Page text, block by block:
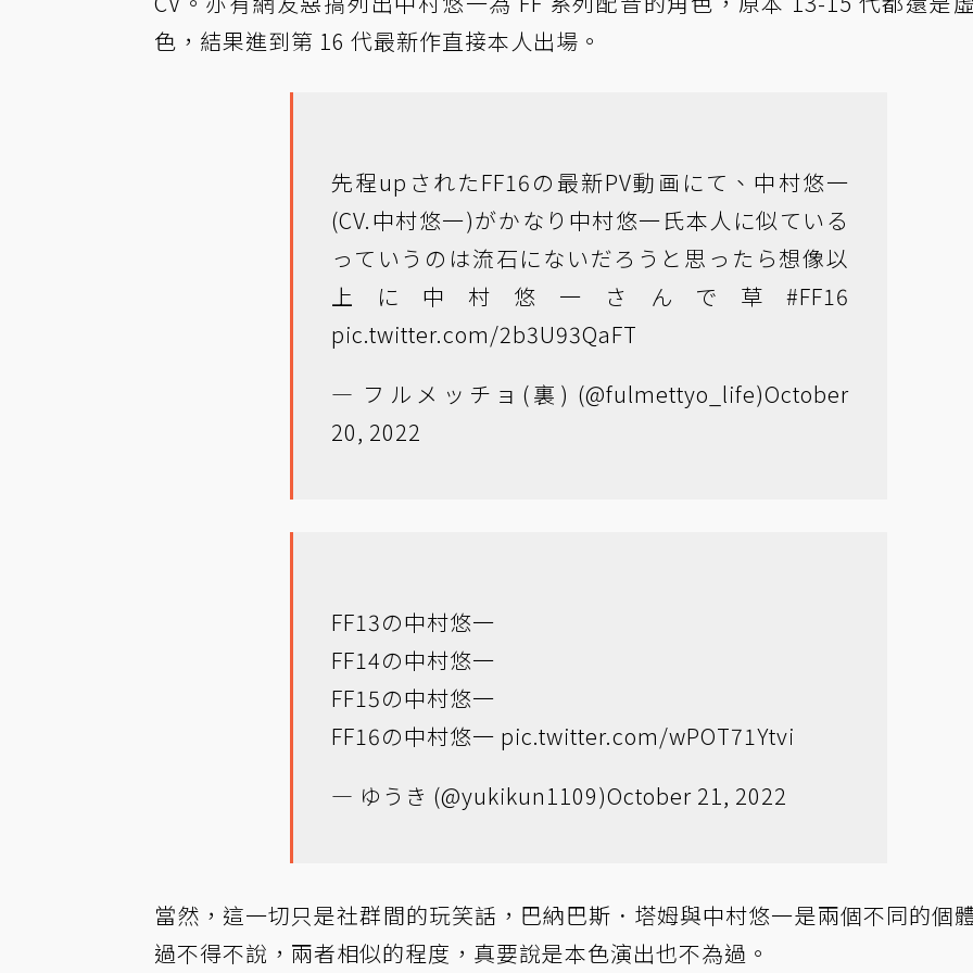
色，結果進到第 16 代最新作直接本人出場。
先程upされたFF16の最新PV動画にて、中村悠一
(CV.中村悠一)がかなり中村悠一氏本人に似ている
っていうのは流石にないだろうと思ったら想像以
上に中村悠一さんで草 #FF16
pic.twitter.com/2b3U93QaFT
— フルメッチョ(裏) (@fulmettyo_life)October
20, 2022
FF13の中村悠一
FF14の中村悠一
FF15の中村悠一
FF16の中村悠一 pic.twitter.com/wPOT71Ytvi
— ゆうき (@yukikun1109)October 21, 2022
當然，這一切只是社群間的玩笑話，巴納巴斯．塔姆與中村悠一是兩個不同的個
過不得不說，兩者相似的程度，真要說是本色演出也不為過。